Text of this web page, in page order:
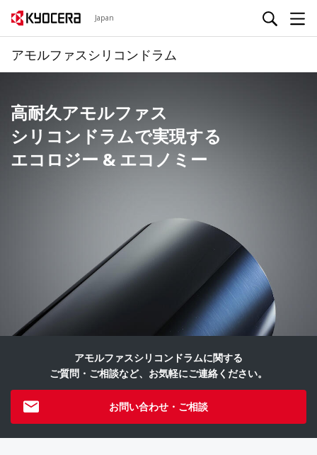
Japan
アモルファスシリコンドラム
高耐久アモルファス
シリコンドラムで実現する
エコロジー & エコノミー
アモルファスシリコンドラムに関する
ご質問・ご相談など、お気軽にご連絡ください。
お問い合わせ・ご相談